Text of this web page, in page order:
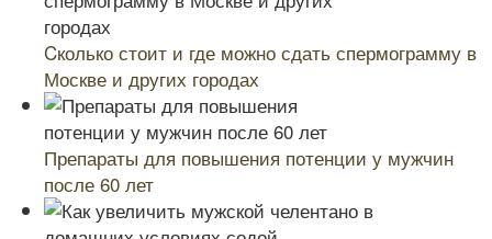
Cколько стоит и где можно сдать спермограмму в
Москве и других городах
Препараты для повышения потенции у мужчин
после 60 лет